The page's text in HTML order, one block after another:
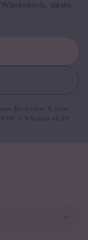
desto
Reiskocher & Sumi
5 % Rabatt ab 29